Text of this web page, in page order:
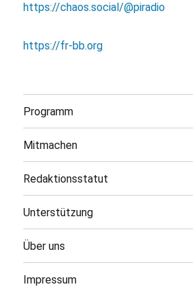
https://chaos.social/@piradio
https://fr-bb.org
Programm
Mitmachen
Redaktionsstatut
Unterstützung
Über uns
Impressum